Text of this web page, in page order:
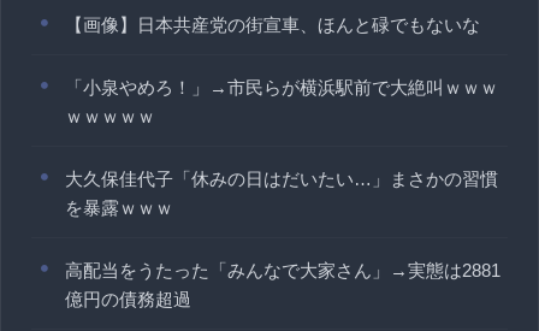
【画像】日本共産党の街宣車、ほんと碌でもないな
「小泉やめろ！」→市民らが横浜駅前で大絶叫ｗｗｗ
ｗｗｗｗｗ
大久保佳代子「休みの日はだいたい…」まさかの習慣
を暴露ｗｗｗ
高配当をうたった「みんなで大家さん」→実態は2881
億円の債務超過